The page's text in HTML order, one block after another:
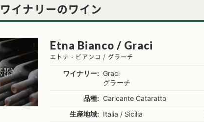
イナリーのワイン
Etna Bianco / Graci
エトナ・ビアンコ / グラーチ
ワイナリー: Graci
グラーチ
品種: Caricante Cataratto
生産地域: Italia / Sicilia